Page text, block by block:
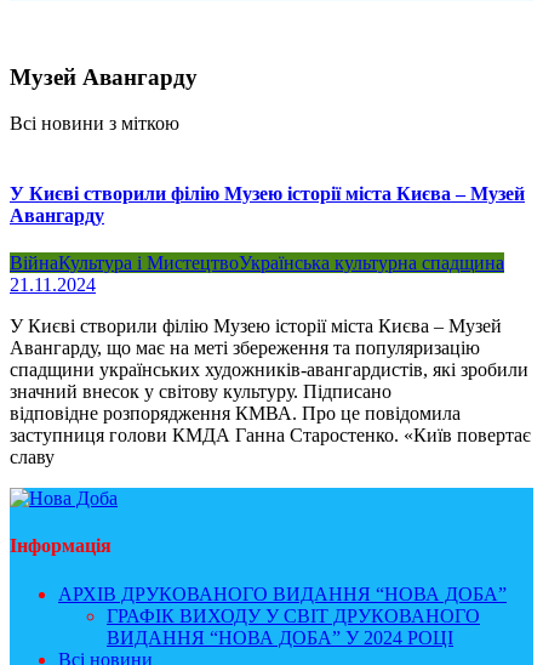
Музей Авангарду
Всі новини з міткою
У Києві створили філію Музею історії міста Києва – Музей
Авангарду
ВійнаКультура і МистецтвоУкраїнська культурна спадщина
21.11.2024
У Києві створили філію Музею історії міста Києва – Музей
Авангарду, що має на меті збереження та популяризацію
спадщини українських художників-авангардистів, які зробили
значний внесок у світову культуру. Підписано
відповідне розпорядження КМВА. Про це повідомила
заступниця голови КМДА Ганна Старостенко. «Київ повертає
славу
Інформація
АРХІВ ДРУКОВАНОГО ВИДАННЯ “НОВА ДОБА”
ГРАФІК ВИХОДУ У СВІТ ДРУКОВАНОГО
ВИДАННЯ “НОВА ДОБА” У 2024 РОЦІ
Всі новини